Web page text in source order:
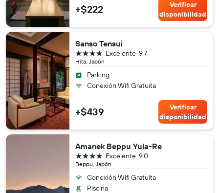
+$222
Verificar
disponibilidad
Sanso Tensui
Hita, Japón
9.7
Excelente
4 estrellas
Parking
Conexión Wifi Gratuita
+$439
Verificar
disponibilidad
Amanek Beppu Yula-Re
Beppu, Japón
9.0
Excelente
4 estrellas
Conexión Wifi Gratuita
Piscina